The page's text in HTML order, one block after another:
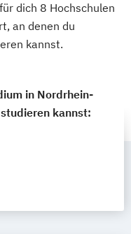
dich 8 Hochschulen
an denen du
kannst.
in Nordrhein-
kannst: